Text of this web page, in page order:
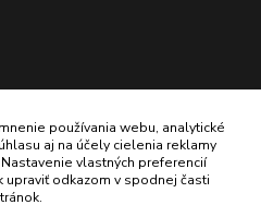
používania webu, analytické
aj na účely cielenia reklamy
vlastných preferencií
odkazom v spodnej časti